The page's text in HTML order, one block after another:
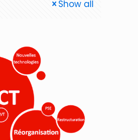
Show all